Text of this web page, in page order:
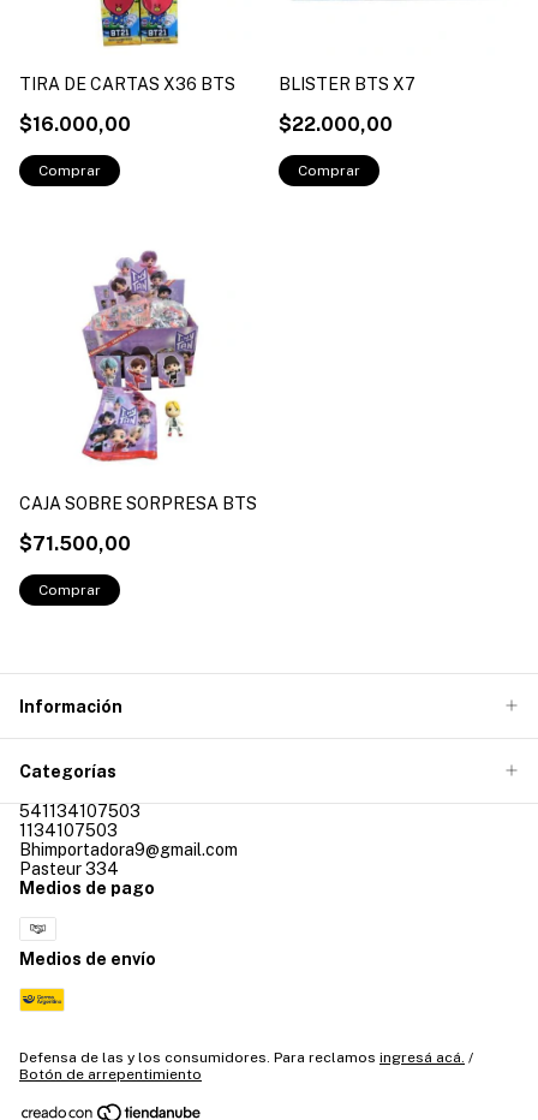
TIRA DE CARTAS X36 BTS
$16.000,00
BLISTER BTS X7
$22.000,00
CAJA SOBRE SORPRESA BTS
$71.500,00
Información
Categorías
541134107503
1134107503
Bhimportadora9@gmail.com
Pasteur 334
Medios de pago
Medios de envío
Defensa de las y los consumidores. Para reclamos ingresá acá. /
Botón de arrepentimiento